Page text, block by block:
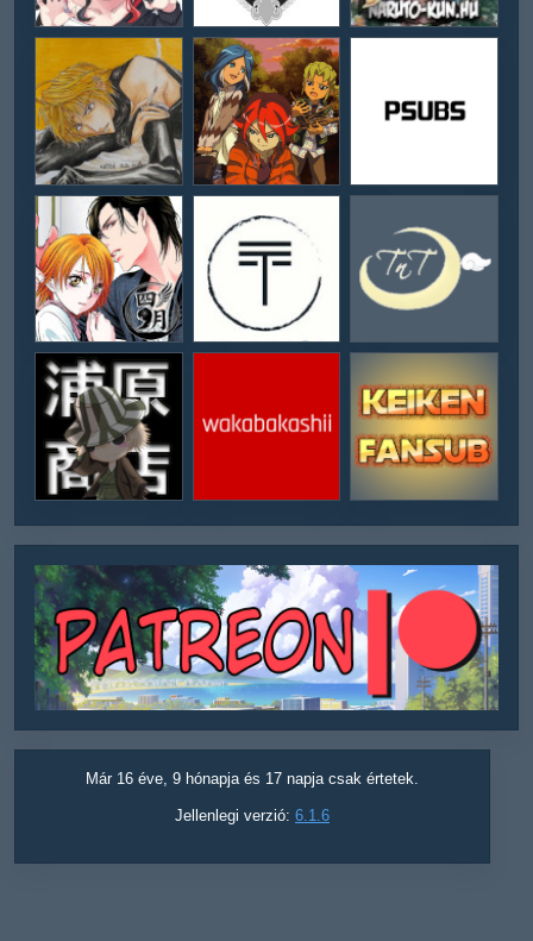
Már 16 éve, 9 hónapja és 17 napja csak értetek.
Jellenlegi verzió: 6.1.6